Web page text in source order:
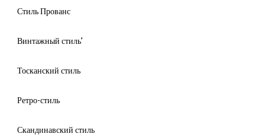
Стиль Прованс
Винтажный стиль’
Тосканский стиль
Ретро-стиль
Скандинавский стиль